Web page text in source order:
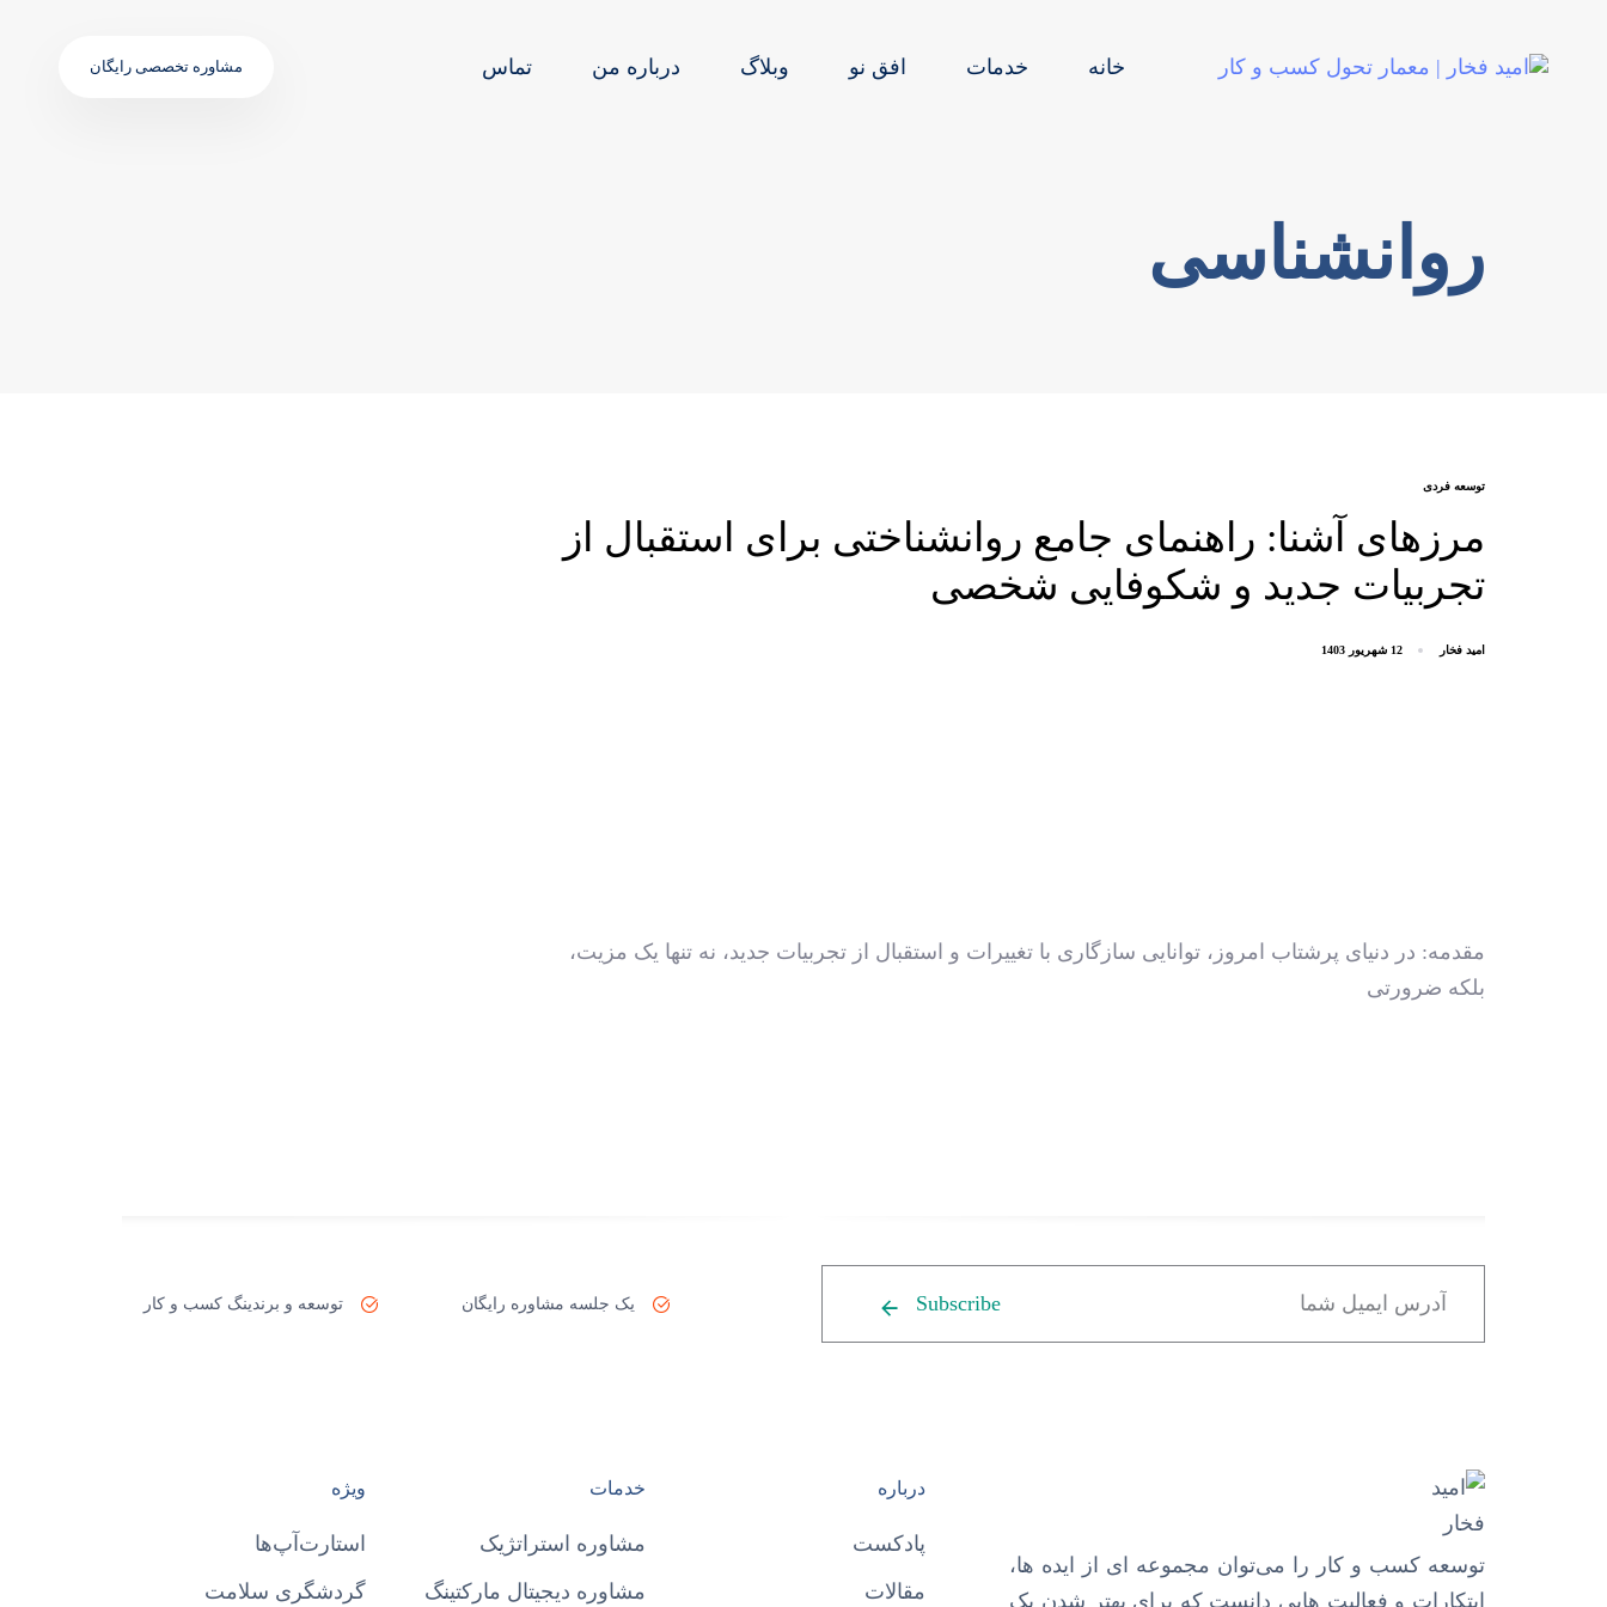
خانه خدمات افق نو وبلاگ درباره من تماس مشاوره تخصصی رایگان
روانشناسی
توسعه فردی
مرزهای آشنا: راهنمای جامع روانشناختی برای استقبال از
تجربیات جدید و شکوفایی شخصی
امید فخار 12 شهریور 1403
مقدمه: در دنیای پرشتاب امروز، توانایی سازگاری با تغییرات و استقبال از تجربیات جدید، نه تنها یک مزیت،
بلکه ضرورتی
Subscribe یک جلسه مشاوره رایگان توسعه و برندینگ کسب و کار
توسعه کسب و کار را می‌توان مجموعه ای از ایده ها،
ابتکارات و فعالیت هایی دانست که برای بهتر شدن یک
درباره
پادکست
مقالات
خدمات
مشاوره استراتژیک
مشاوره دیجیتال مارکتینگ
ویژه
استارت‌آپ‌ها
گردشگری سلامت